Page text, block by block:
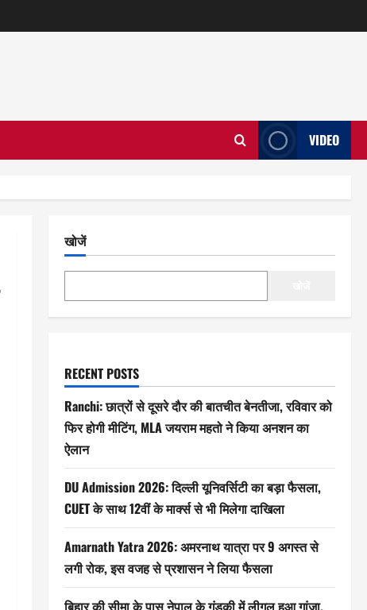
VIDEO
खोजें
RECENT POSTS
Ranchi: छात्रों से दूसरे दौर की बातचीत बेनतीजा, रविवार को
फिर होगी मीटिंग, MLA जयराम महतो ने किया अनशन का
ऐलान
DU Admission 2026: दिल्ली यूनिवर्सिटी का बड़ा फैसला,
CUET के साथ 12वीं के मार्क्स से भी मिलेगा दाखिला
Amarnath Yatra 2026: अमरनाथ यात्रा पर 9 अगस्त से
लगी रोक, इस वजह से प्रशासन ने लिया फैसला
बिहार की सीमा के पास नेपाल के गंडकी में लीगल हुआ गांजा,